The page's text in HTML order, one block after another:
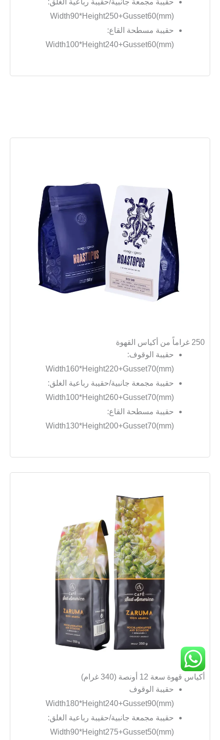
Width90*Height250+Gusset60(mm)
حقيبة مسطحة القاع:
Width100*Height240+Gusset60(mm)
250 غراماً من أكياس القهوة
حقيبة الوقوف:
Width160*Height220+Gusset70(mm)
حقيبة مجمعة جانبية/حقيبة رباعية الغلق:
Width100*Height260+Gusset70(mm)
حقيبة مسطحة القاع:
Width130*Height200+Gusset70(mm)
أكياس قهوة سعة 12 أونصة (340 غرام)
حقيبة الوقوف
Width180*Height240+Gusset90(mm)
حقيبة مجمعة جانبية/حقيبة رباعية الغلق:
Width90*Height275+Gusset50(mm)